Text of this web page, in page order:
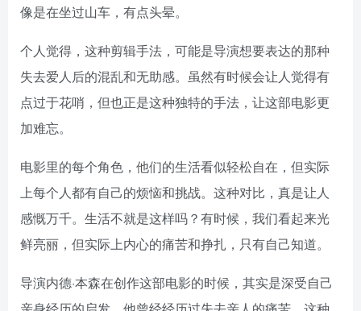
像是在坐过山车，有点头晕。
个人觉得，这种剪辑手法，可能是导演想要表达的那种
失去爱人后的混乱和无助感。虽然有时候会让人觉得有
点过于花哨，但也正是这种独特的手法，让这部电影更
加难忘。
电影里的每个角色，他们的生活看似轻松自在，但实际
上每个人都有自己的烦恼和挑战。这种对比，真是让人
感慨万千。生活不就是这样吗？有时候，我们看起来光
鲜亮丽，但实际上内心的痛苦和挣扎，只有自己知道。
导演内德·本森在创作这部电影的时候，其实是深受自己